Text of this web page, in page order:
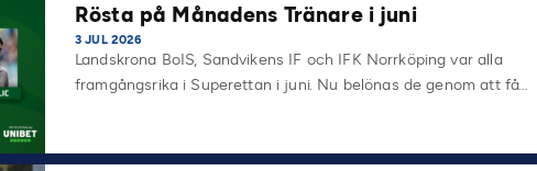
Rösta på Månadens Tränare i juni
3 JUL 2026
Landskrona BoIS, Sandvikens IF och IFK Norrköping var alla
framgångsrika i Superettan i juni. Nu belönas de genom att få…